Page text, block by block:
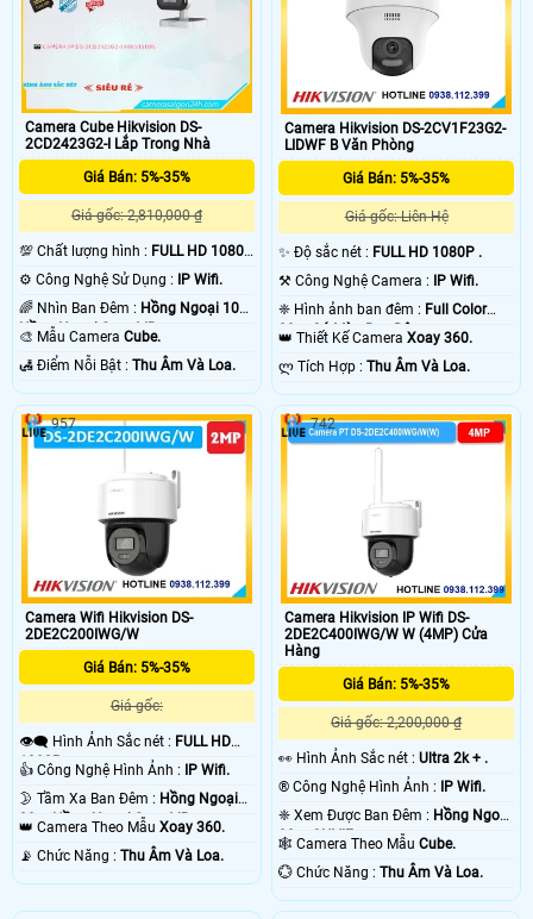
Camera Cube Hikvision DS-
2CD2423G2-I Lắp Trong Nhà
Giá Bán: 5%-35%
Giá gốc: 2,810,000 ₫
💯 Chất lượng hình : FULL HD 1080P
.
⚙ Công Nghệ Sử Dụng :
IP Wifi.
🌈 Nhìn Ban Đêm : Hồng Ngoại 10m
Hồng Ngoại Smart IR.
🎨 Mẫu Camera Cube.
️🛃 Điểm Nỗi Bật : Thu Âm Và Loa.
Camera Hikvision DS-2CV1F23G2-
LIDWF B Văn Phòng
Giá Bán: 5%-35%
Giá gốc: Liên Hệ
✨ Độ sắc nét : FULL HD 1080P .
⚒ Công Nghệ Camera :
IP Wifi.
❈ Hình ảnh ban đêm : Full Color
20m Có Màu Ban Ðêm.
👑 Thiết Kế CameraXoay 360.
️ლ Tích Hợp :Thu Âm Và Loa.
Camera Wifi Hikvision DS-
2DE2C200IWG/W
Giá Bán: 5%-35%
Giá gốc:
👁️‍🗨 Hình Ảnh Sắc nét : FULL HD
1080P .
👍 Công Nghệ Hình Ảnh : IP Wifi.
🌛 Tầm Xa Ban Đêm : Hồng Ngoại
30m Hồng Ngoại Smart IR.
👑 Camera Theo Mẫu Xoay 360.
️📡 Chức Năng : Thu Âm Và Loa.
957
Camera Hikvision IP Wifi DS-
2DE2C400IWG/W W (4MP) Cửa
Hàng
Giá Bán: 5%-35%
Giá gốc: 2,200,000 ₫
️👀 Hình Ảnh Sắc nét :Ultra 2k + .
®️ Công Nghệ Hình Ảnh : IP Wifi.
❈ Xem Được Ban Đêm : Hồng Ngoại
30m ONVIF.
🕸️ Camera Theo MẫuCube.
️💮 Chức Năng :Thu Âm Và Loa.
742